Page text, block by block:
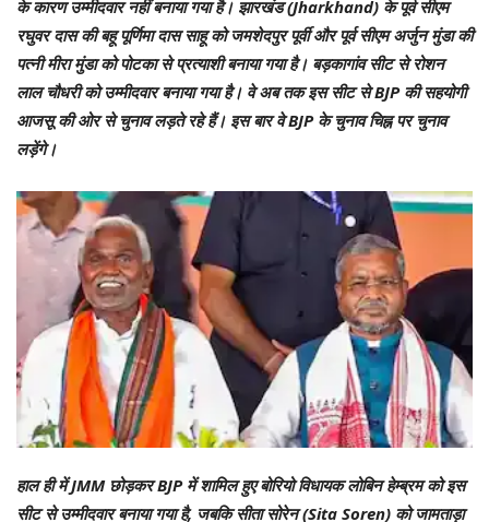
के कारण उम्मीदवार नहीं बनाया गया है। झारखंड (Jharkhand) के पूर्व सीएम
रघुवर दास की बहू पूर्णिमा दास साहू को जमशेदपुर पूर्वी और पूर्व सीएम अर्जुन मुंडा की
पत्नी मीरा मुंडा को पोटका से प्रत्याशी बनाया गया है। बड़कागांव सीट से रोशन
लाल चौधरी को उम्मीदवार बनाया गया है। वे अब तक इस सीट से BJP की सहयोगी
आजसू की ओर से चुनाव लड़ते रहे हैं। इस बार वे BJP के चुनाव चिह्न पर चुनाव
लड़ेंगे।
हाल ही में JMM छोड़कर BJP में शामिल हुए बोरियो विधायक लोबिन हेम्ब्रम को इस
सीट से उम्मीदवार बनाया गया है, जबकि सीता सोरेन (Sita Soren) को जामताड़ा